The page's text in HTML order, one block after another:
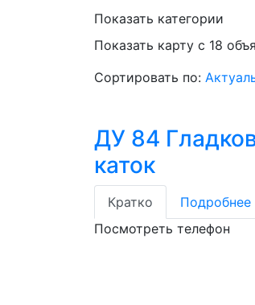
Показать категории
Показать карту с 18
Сортировать по:
ДУ 84
каток
Кратко
Подробнее
Посмотреть телефон